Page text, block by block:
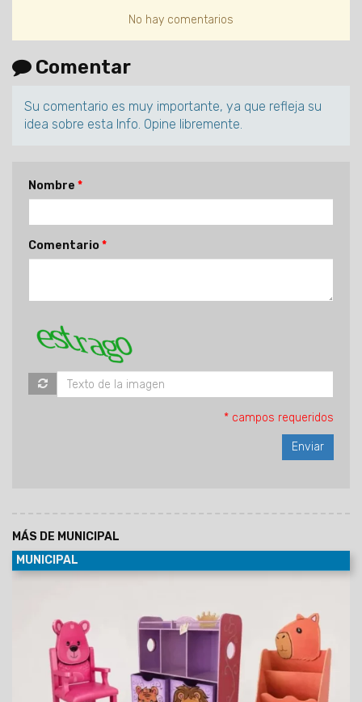
No hay comentarios
Comentar
Su comentario es muy importante, ya que refleja su
idea sobre esta Info. Opine libremente.
Nombre
Comentario
* campos requeridos
MÁS DE MUNICIPAL
MUNICIPAL
19 hs, con entrada libre y gratuita. Se exhibirán juguetes de
madera, artesanías infantiles, muebles y utilitarios
elaborados por la Dirección Industrial del Servicio
Penitenciario de Salta.